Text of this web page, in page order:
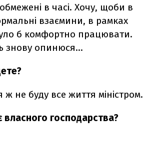
в часі. Хочу, щоби в
взаємини, в рамках
б комфортно працювати.
знову опинюся...
не буду все життя міністром.
господарства?